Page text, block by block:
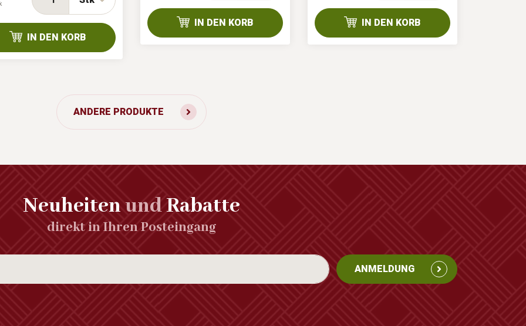
IN DEN KORB
IN DEN KORB IN DEN KORB
ANDERE PRODUKTE
NeuheitenundRabatte
direkt in Ihren Posteingang
ANMELDUNG